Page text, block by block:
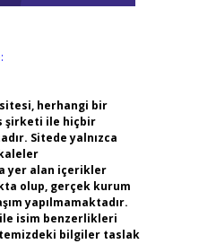
herhangi bir
şirketi ile hiçbir
Sitede yalnızca
yer alan içerikler
olup, gerçek kurum
yapılmamaktadır.
isim benzerlikleri
bilgiler taslak